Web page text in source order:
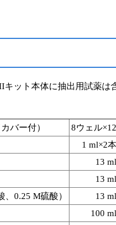
キット本体に抽出用試薬は
バー付）
8ウェル×12
1 ml×2本
13 ml
13 ml
0.25 M硫酸）
13 ml
100 ml